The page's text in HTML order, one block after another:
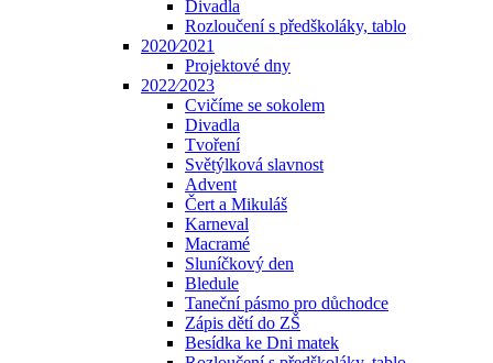
Divadla
Rozloučení s předškoláky, tablo
2020⁄2021
Projektové dny
2022⁄2023
Cvičíme se sokolem
Divadla
Tvoření
Světýlková slavnost
Advent
Čert a Mikuláš
Karneval
Macramé
Sluníčkový den
Bledule
Taneční pásmo pro důchodce
Zápis dětí do ZŠ
Besídka ke Dni matek